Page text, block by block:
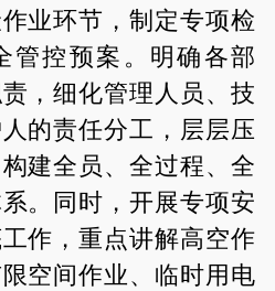
业环节，制定专项检
管控预案。明确各部
，细化管理人员、技
的责任分工，层层压
建全员、全过程、全
。同时，开展专项安
作，重点讲解高空作
空间作业、临时用电